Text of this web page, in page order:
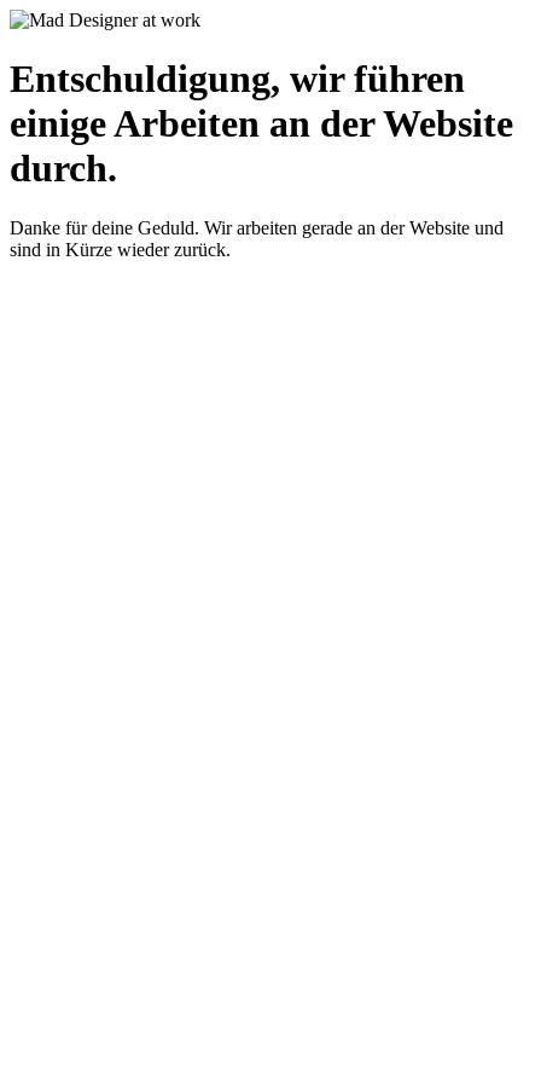
Entschuldigung, wir führen
einige Arbeiten an der Website
durch.
Danke für deine Geduld. Wir arbeiten gerade an der Website und
sind in Kürze wieder zurück.